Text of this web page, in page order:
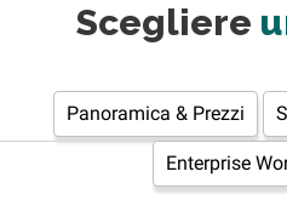
Scegliere
Panoramica & Prezzi
Enterprise